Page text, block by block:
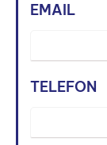
EMAIL
TELEFON